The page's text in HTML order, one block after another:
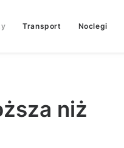
Transport Noclegi
niż